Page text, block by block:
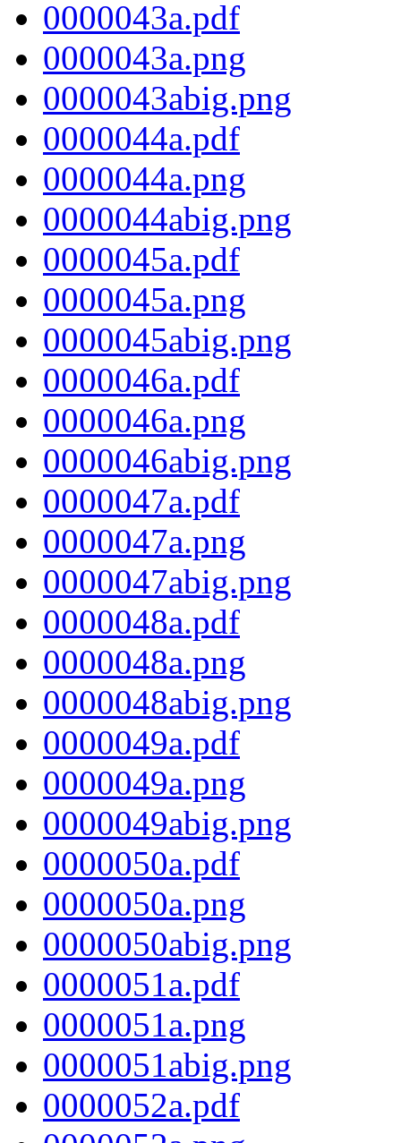
0000043a.pdf
0000043a.png
0000043abig.png
0000044a.pdf
0000044a.png
0000044abig.png
0000045a.pdf
0000045a.png
0000045abig.png
0000046a.pdf
0000046a.png
0000046abig.png
0000047a.pdf
0000047a.png
0000047abig.png
0000048a.pdf
0000048a.png
0000048abig.png
0000049a.pdf
0000049a.png
0000049abig.png
0000050a.pdf
0000050a.png
0000050abig.png
0000051a.pdf
0000051a.png
0000051abig.png
0000052a.pdf